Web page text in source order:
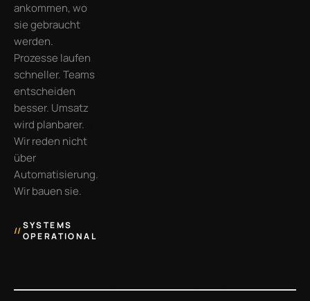
ankommen, wo
sie gebraucht
werden.
Prozesse laufen
schneller. Teams
entscheiden
besser. Umsatz
wird planbarer.
Wir reden nicht
über
Automatisierung.
Wir bauen sie.
//SYSTEMS
OPERATIONAL